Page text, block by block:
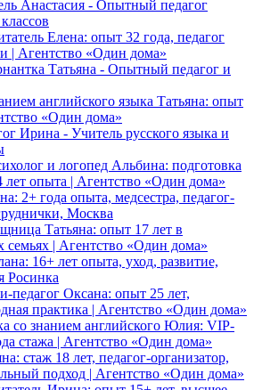
Анастасия - Опытный педагог
Елена: опыт 32 года, педагог
| Агентство «Один дома»
Татьяна - Опытный педагог и
английского языка Татьяна: опыт
«Один дома»
Ирина - Учитель русского языка и
и логопед Альбина: подготовка
лет опыта | Агентство «Один дома»
2+ года опыта, медсестра, педагог-
Москва
Татьяна: опыт 17 лет в
семьях | Агентство «Один дома»
16+ лет опыта, уход, развитие,
Росинка
педагог Оксана: опыт 25 лет,
практика | Агентство «Один дома»
со знанием английского Юлия: VIP-
стажа | Агентство «Один дома»
стаж 18 лет, педагог-организатор,
подход | Агентство «Один дома»